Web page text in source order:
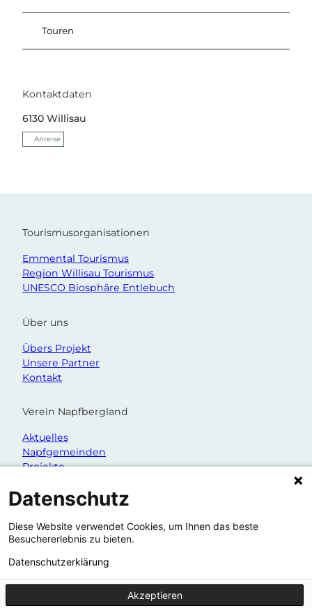
Touren
Kontaktdaten
6130 Willisau
Anreise
Tourismusorganisationen
Emmental Tourismus
Region Willisau Tourismus
UNESCO Biosphäre Entlebuch
Über uns
Übers Projekt
Unsere Partner
Kontakt
Verein Napfbergland
Aktuelles
Napfgemeinden
Projekte
Datenschutz
Diese Website verwendet Cookies, um Ihnen das beste
Besuchererlebnis zu bieten.
Datenschutzerklärung
Akzeptieren